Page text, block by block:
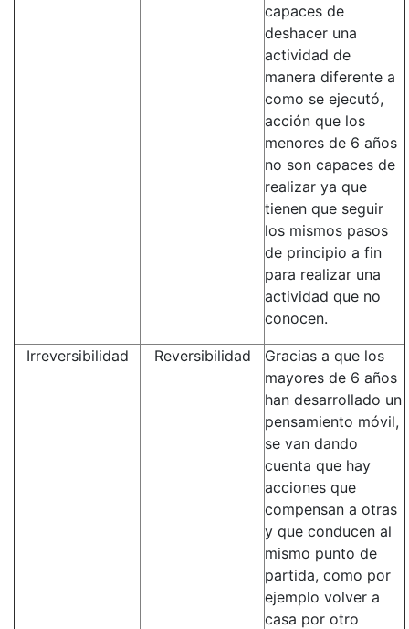
capaces de
deshacer una
actividad de
manera diferente a
como se ejecutó,
acción que los
menores de 6 años
no son capaces de
realizar ya que
tienen que seguir
los mismos pasos
de principio a fin
para realizar una
actividad que no
conocen.
Irreversibilidad Reversibilidad
Gracias a que los
mayores de 6 años
han desarrollado un
pensamiento móvil,
se van dando
cuenta que hay
acciones que
compensan a otras
y que conducen al
mismo punto de
partida, como por
ejemplo volver a
casa por otro